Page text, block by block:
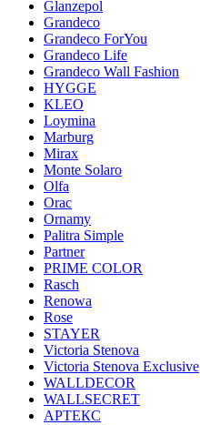
Glanzepol
Grandeco
Grandeco ForYou
Grandeco Life
Grandeco Wall Fashion
HYGGE
KLEO
Loymina
Marburg
Mirax
Monte Solaro
Olfa
Orac
Ornamy
Palitra Simple
Partner
PRIME COLOR
Rasch
Renowa
Rose
STAYER
Victoria Stenova
Victoria Stenova Exclusive
WALLDECOR
WALLSECRET
АРТЕКС